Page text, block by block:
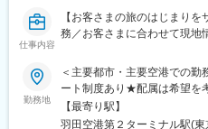
仕事内容
【お客さまの旅のはじまり
務／お客さまに合わせて現地
勤務地
＜主要都市・主要空港での
ート制度あり★配属は希望を
もOK◆市中◆「空港も憧れる
にしながらスキルを存分に活
【最寄り駅】
羽田空港第２ターミナル駅(